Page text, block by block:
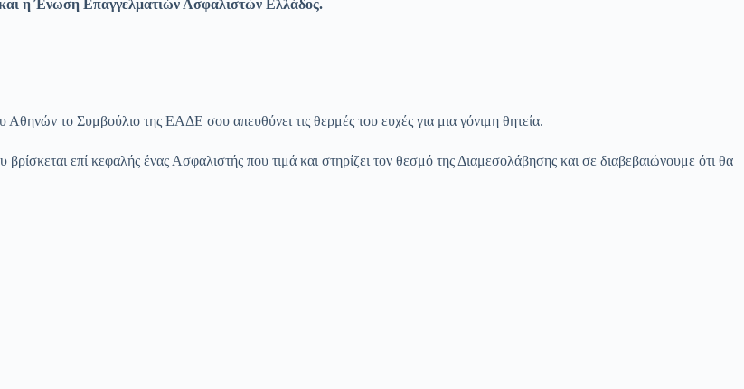
η Ένωση Επαγγελματιών Ασφαλιστών Ελλάδος.
Αθηνών το Συμβούλιο της ΕΑΔΕ σου απευθύνει τις θερμές του ευχές για μια γόνιμη θητεία.
βρίσκεται επί κεφαλής ένας Ασφαλιστής που τιμά και στηρίζει τον θεσμό της Διαμεσολάβησης και σε διαβεβαιώνουμε ότι θα